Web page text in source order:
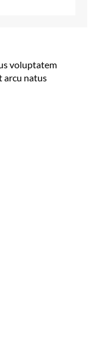
voluptatem
arcu natus